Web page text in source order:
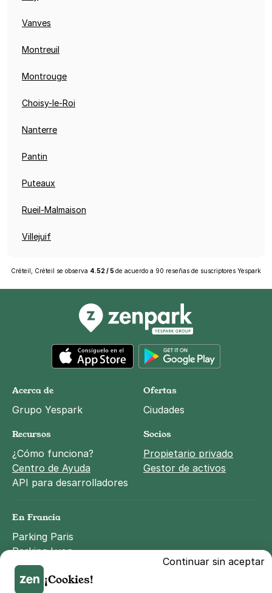
Vanves
Montreuil
Montrouge
Choisy-le-Roi
Nanterre
Pantin
Puteaux
Rueil-Malmaison
Villejuif
Créteil, Créteil se observa 4.52/5de acuerdo a 90 reseñas de suscriptores Yespark
Acerca de
Grupo Yespark
Ofertas
Ciudades
Socios
Propietario privado
Gestor de activos
Recursos
¿Cómo funciona?
Centro de Ayuda
API para desarrolladores
En Francia
Parking Paris
Parking Lyon
Parking Marseille
Parking Toulouse
Continuar sin aceptar
¡Cookies!